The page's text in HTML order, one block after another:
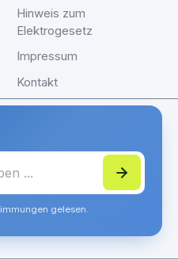
Hinweis zum
Elektrogesetz
Impressum
Kontakt
gelesen.